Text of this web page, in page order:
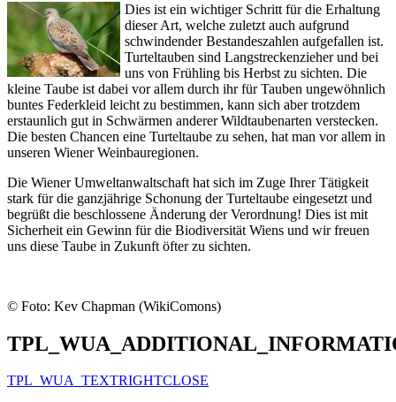
Dies ist ein wichtiger Schritt für die Erhaltung
dieser Art, welche zuletzt auch aufgrund
schwindender Bestandeszahlen aufgefallen ist.
Turteltauben sind Langstreckenzieher und bei
uns von Frühling bis Herbst zu sichten. Die
kleine Taube ist dabei vor allem durch ihr für Tauben ungewöhnlich
buntes Federkleid leicht zu bestimmen, kann sich aber trotzdem
erstaunlich gut in Schwärmen anderer Wildtaubenarten verstecken.
Die besten Chancen eine Turteltaube zu sehen, hat man vor allem in
unseren Wiener Weinbauregionen.
Die Wiener Umweltanwaltschaft hat sich im Zuge Ihrer Tätigkeit
stark für die ganzjährige Schonung der Turteltaube eingesetzt und
begrüßt die beschlossene Änderung der Verordnung! Dies ist mit
Sicherheit ein Gewinn für die Biodiversität Wiens und wir freuen
uns diese Taube in Zukunft öfter zu sichten.
© Foto: Kev Chapman (WikiComons)
TPL_WUA_TEXTRIGHTCLOSE